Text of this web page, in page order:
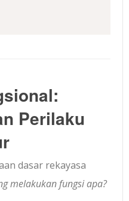
Perilaku
dasar rekayasa
melakukan fungsi apa?